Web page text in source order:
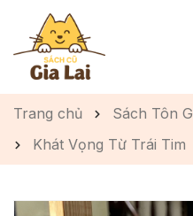
Trang chủ
Sách Tôn
Khát Vọng Từ Trái Tim